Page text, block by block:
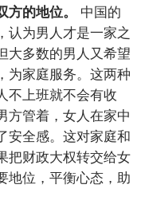
的地位。 中国的
认为男人才是一家之
大多数的男人又希望
为家庭服务。这两种
不上班就不会有收
方管着，女人在家中
安全感。这对家庭和
把财政大权转交给女
地位，平衡心态，助